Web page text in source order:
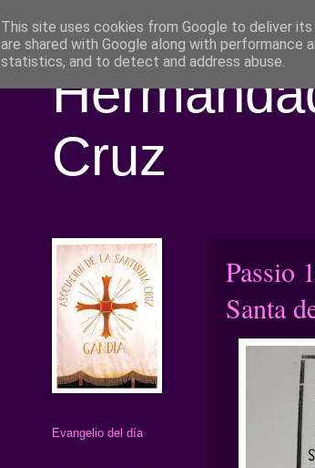
Cruz
Passio
Santa
Evangelio del día
This site uses cookies from Google to deliver
are shared with Google along with
statistics, and to detect and address abuse.